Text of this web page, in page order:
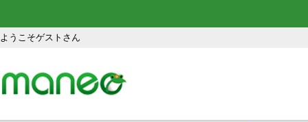
ようこそゲストさん